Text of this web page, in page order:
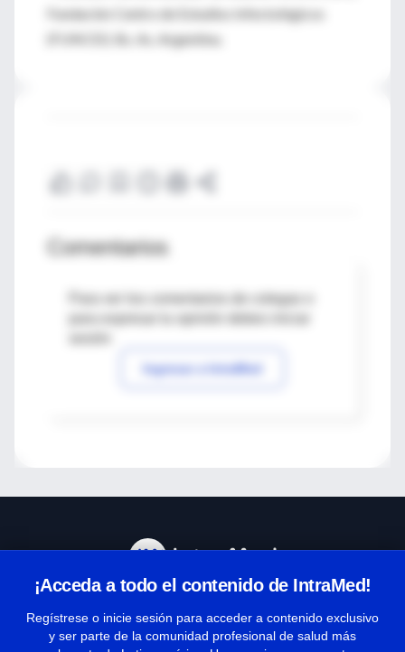
Fundación Centro de Estudios Infectológicos
(FUNCEI). Bs. As. Argentina.
Comentarios
Para ver los comentarios de colegas o
Ingresar a IntraMed
¡Acceda a todo el contenido de IntraMed!
Regístrese o inicie sesión para acceder a contenido exclusivo
y ser parte de la comunidad profesional de salud más